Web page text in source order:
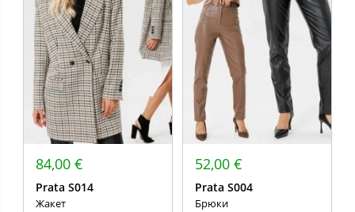
84,00 €
Prata S014
Жакет
52,00 €
Prata S004
Брюки